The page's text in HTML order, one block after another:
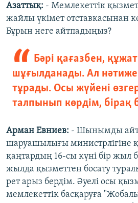
Азаттық: - Мемлекеттік
жайлы үкімет отставкасынан
Бұрын неге айтпадыңыз?
Бәрі қағазбен,
шұғылданады. Ал нәтиже
тұрады. Осы жүйені
талпынып көрдім, бірақ
Арман Евниев: - Шынымды
шаруашылығы министрлігіне
қаңтардың 16-сы күні бір жыл
жылда қызметтен босату
рет арыз бердім. Әуелі осы
мемлекеттік басқаруға